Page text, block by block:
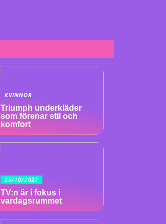
KVINNOR
Triumph underkläder
som förenar stil och
komfort
25/10/2022
TV:n är i fokus i
vardagsrummet